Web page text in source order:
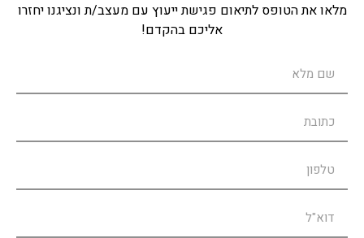
מלאו את הטופס לתיאום פגישת ייעוץ עם מעצב/ת ונציגנו יחזרו
אליכם בהקדם!